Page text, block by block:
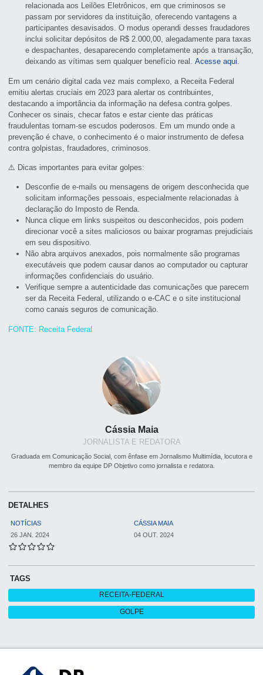
Cássia Maia
JORNALISTA E REDATORA
Graduada em Comunicação Social, com ênfase em Jornalismo Multimídia, locutora e
membro da equipe DP Objetivo como jornalista e redatora.
DETALHES
NOTÍCIAS
CÁSSIA MAIA
26 JAN. 2024
04 OUT. 2024
TAGS
RECEITA-FEDERAL
GOLPE
relacionada aos Leilões Eletrônicos, em que criminosos se
passam por servidores da instituição, oferecendo vantagens a
participantes desavisados. O modus operandi desses fraudadores
inclui solicitar depósitos de R$ 2.000,00, alegadamente para taxas
e despachantes, desaparecendo completamente após a transação,
deixando as vítimas sem qualquer benefício real.Acesse aqui.
Em um cenário digital cada vez mais complexo, a Receita Federal
emitiu alertas cruciais em 2023 para alertar os contribuintes,
destacando a importância da informação na defesa contra golpes.
Conhecer os sinais, checar fatos e estar ciente das práticas
fraudulentas tornam-se escudos poderosos. Em um mundo onde a
prevenção é chave, o conhecimento é o maior instrumento de defesa
contra golpistas, fraudadores, criminosos.
⚠️ Dicas importantes para evitar golpes:
Desconfie de e-mails ou mensagens de origem desconhecida que
solicitam informações pessoais, especialmente relacionadas à
declaração do Imposto de Renda.
Nunca clique em links suspeitos ou desconhecidos, pois podem
direcionar você a sites maliciosos ou baixar programas prejudiciais
em seu dispositivo.
Não abra arquivos anexados, pois normalmente são programas
executáveis que podem causar danos ao computador ou capturar
informações confidenciais do usuário.
Verifique sempre a autenticidade das comunicações que parecem
ser da Receita Federal, utilizando o e-CAC e o site institucional
como canais seguros de comunicação.
FONTE: Receita Federal